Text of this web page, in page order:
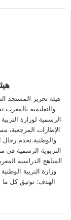
هيئة تحرير المستجد
والتعليمية
الرسمية لوزارة
الإطارات المرجعية،
والوطنية.نخدم رجال
التربوية الرسمية في
المناهج الدراسية
وزارة التربية
الهدف: توثيق كل